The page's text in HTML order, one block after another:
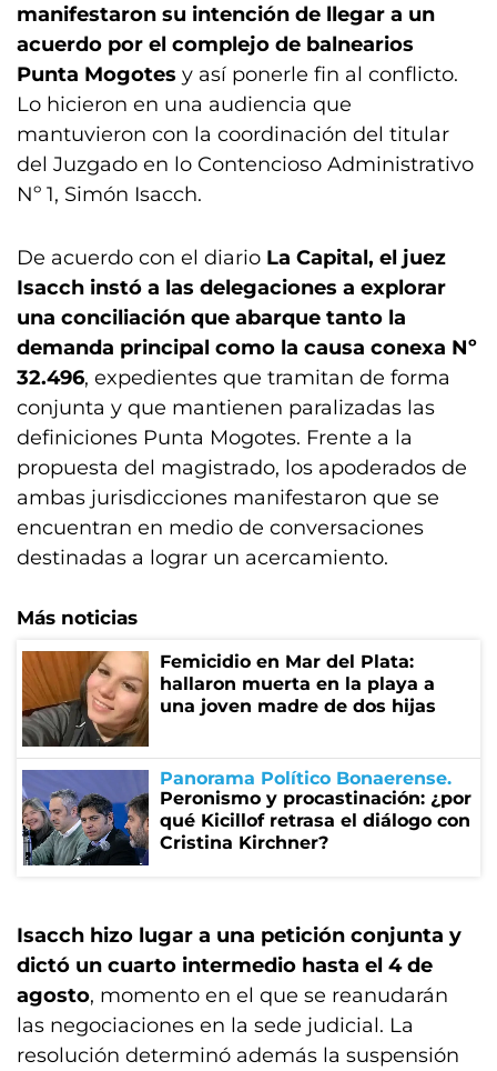
manifestaron su intención de llegar a un
acuerdo por el complejo de balnearios
Punta Mogotes y así ponerle fin al conflicto.
Lo hicieron en una audiencia que
mantuvieron con la coordinación del titular
del Juzgado en lo Contencioso Administrativo
Nº 1, Simón Isacch.
De acuerdo con el diario La Capital, el juez
Isacch instó a las delegaciones a explorar
una conciliación que abarque tanto la
demanda principal como la causa conexa Nº
32.496, expedientes que tramitan de forma
conjunta y que mantienen paralizadas las
definiciones Punta Mogotes. Frente a la
propuesta del magistrado, los apoderados de
ambas jurisdicciones manifestaron que se
encuentran en medio de conversaciones
destinadas a lograr un acercamiento.
Más noticias
Femicidio en Mar del Plata:
hallaron muerta en la playa a
una joven madre de dos hijas
Panorama Político Bonaerense
Peronismo y procastinación: ¿por
qué Kicillof retrasa el diálogo con
Cristina Kirchner?
Isacch hizo lugar a una petición conjunta y
dictó un cuarto intermedio hasta el 4 de
agosto, momento en el que se reanudarán
las negociaciones en la sede judicial. La
resolución determinó además la suspensión